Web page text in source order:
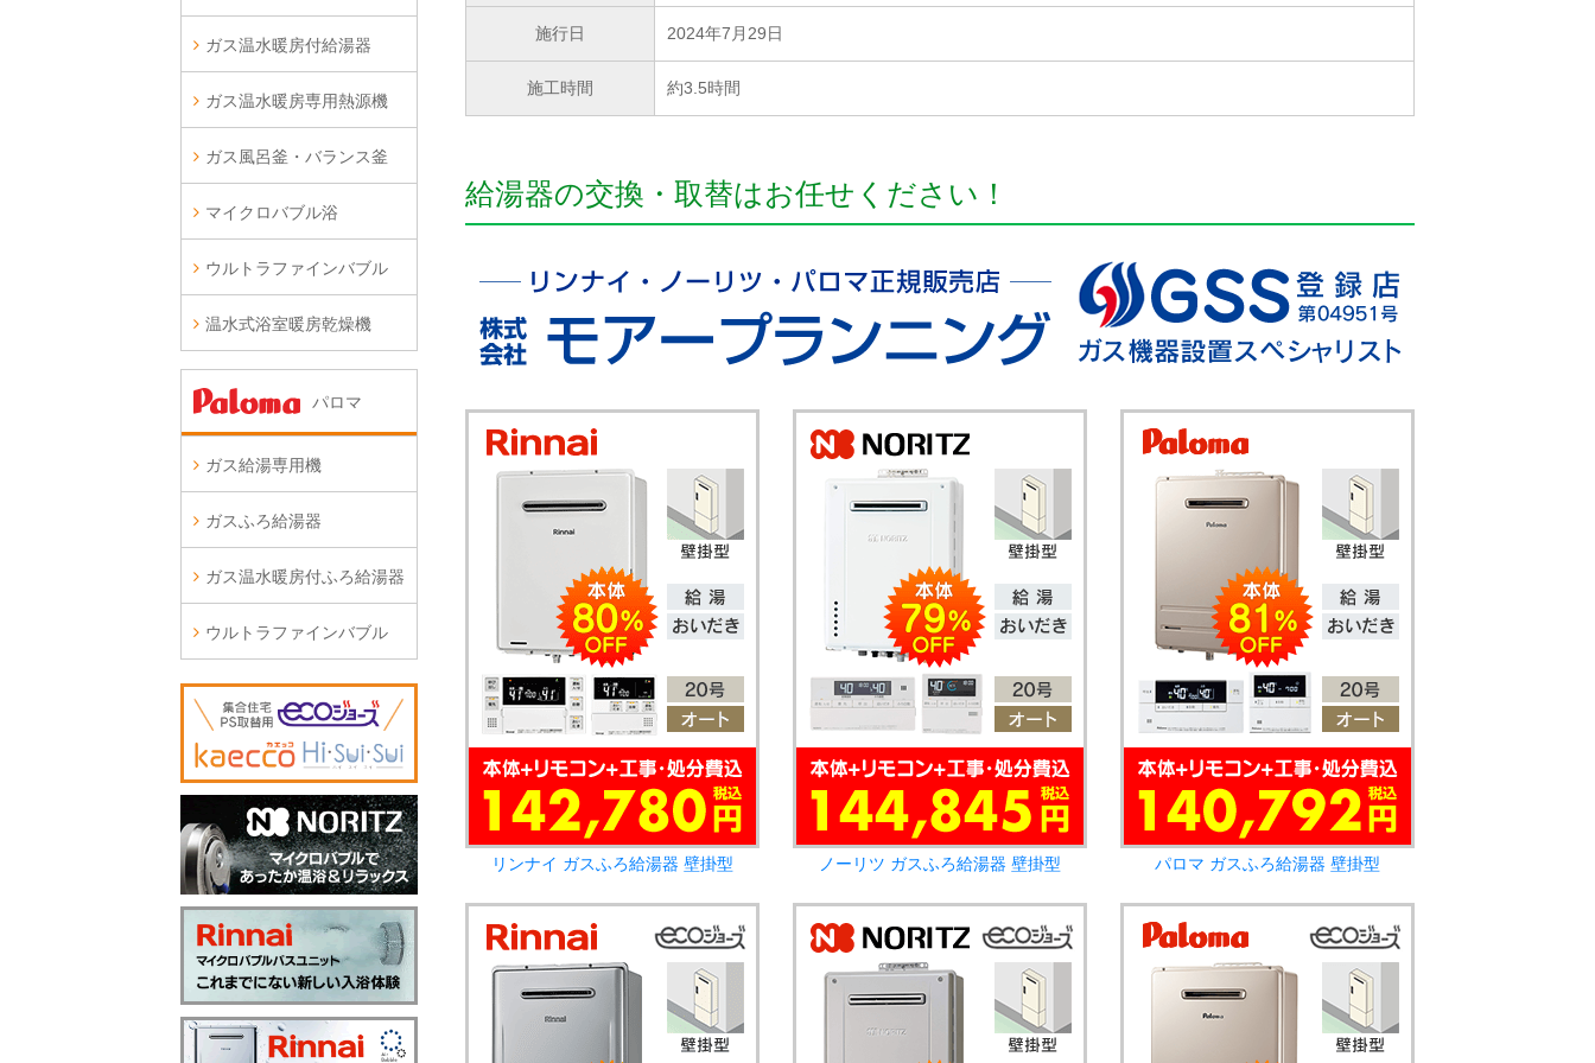
施行日 2024年7月29日
施工時間 約3.5時間
給湯器の交換・取替はお任せください！
リンナイ ガスふろ給湯器 壁掛型 ノーリツ ガスふろ給湯器 壁掛型 パロマ ガスふろ給湯器 壁掛型
ガス温水暖房付給湯器
ガス温水暖房専用熱源機
ガス風呂釜・バランス釜
マイクロバブル浴
ウルトラファインバブル
温水式浴室暖房乾燥機
パロマ
ガス給湯専用機
ガスふろ給湯器
ガス温水暖房付ふろ給湯器
ウルトラファインバブル